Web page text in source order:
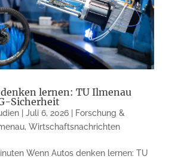
lernen: TU Ilmenau
Sicherheit
| Juli 6, 2026|
Forschung &
, Wirtschaftsnachrichten
Wenn Autos denken lernen: TU